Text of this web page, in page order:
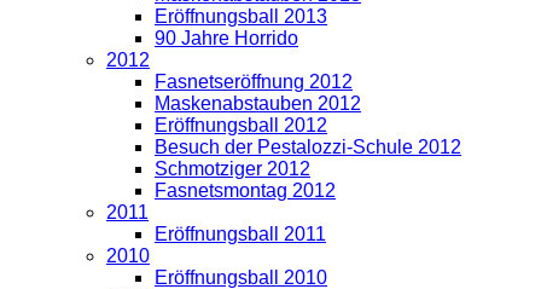
Eröffnungsball 2013
90 Jahre Horrido
2012
Fasnetseröffnung 2012
Maskenabstauben 2012
Eröffnungsball 2012
Besuch der Pestalozzi-Schule 2012
Schmotziger 2012
Fasnetsmontag 2012
2011
Eröffnungsball 2011
2010
Eröffnungsball 2010